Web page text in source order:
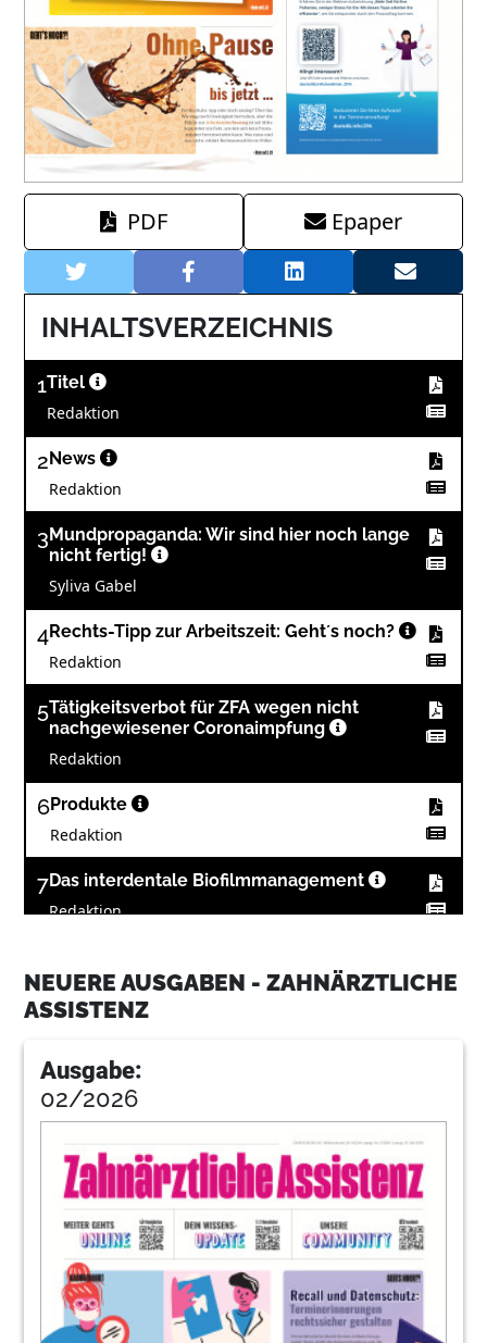
PDF Epaper
INHALTSVERZEICHNIS
1Titel
Redaktion
2 News
Redaktion
3 Mundpropaganda: Wir sind hier noch lange
nicht fertig!
Syliva Gabel
4Rechts-Tipp zur Arbeitszeit: Geht´s noch?
Redaktion
5Tätigkeitsverbot für ZFA wegen nicht
nachgewiesener Coronaimpfung
Redaktion
6Produkte
Redaktion
7Das interdentale Biofilmmanagement
Redaktion
Interview von Kerstin Oesterreich
12So krönst Du Deine Prophylaxeleistung
Kerr GmbH
Produkte
Redaktion
Produkte
NEUERE AUSGABEN - ZAHNÄRZTLICHE
ASSISTENZ
Ausgabe:
02/2026